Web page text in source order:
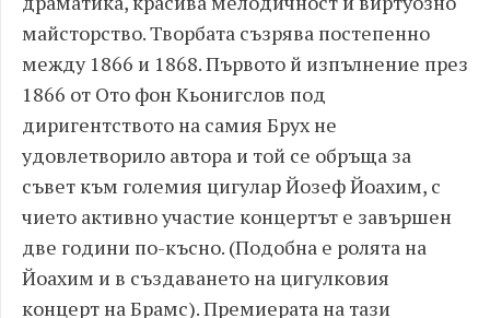
майсторство. Творбата съзрява постепенно
между 1866 и 1868. Първото й изпълнение през
1866 от Ото фон Кьонигслов под
диригентството на самия Брух не
удовлетворило автора и той се обръща за
съвет към големия цигулар Йозеф Йоахим, с
чието активно участие концертът е завършен
две години по-късно. (Подобна е ролята на
Йоахим и в създаването на цигулковия
концерт на Брамс). Премиерата на тази